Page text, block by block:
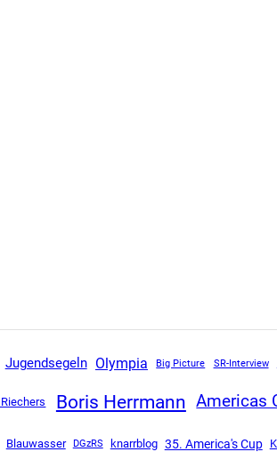
Jugendsegeln Olympia Big Picture SR-Interview
Boris Herrmann Americas
Blauwasser DGzRS knarrblog 35. America's Cup